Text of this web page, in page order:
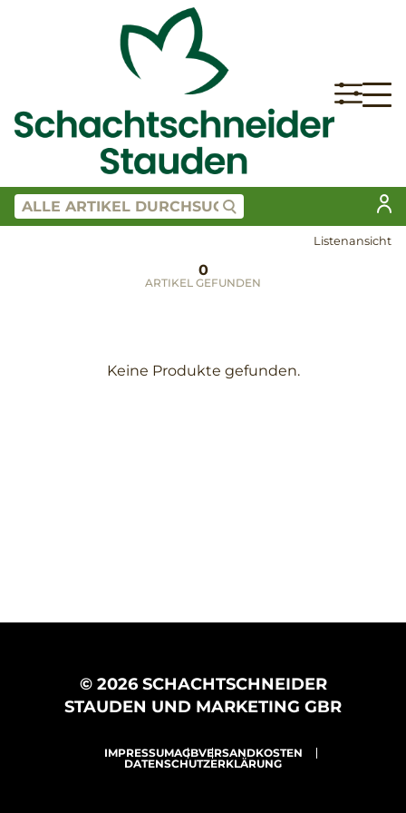
Listenansicht
0
ARTIKEL GEFUNDEN
Keine Produkte gefunden.
© 2026 SCHACHTSCHNEIDER
STAUDEN UND MARKETING GBR
IMPRESSUMAGBVERSANDKOSTEN
DATENSCHUTZERKLÄRUNG